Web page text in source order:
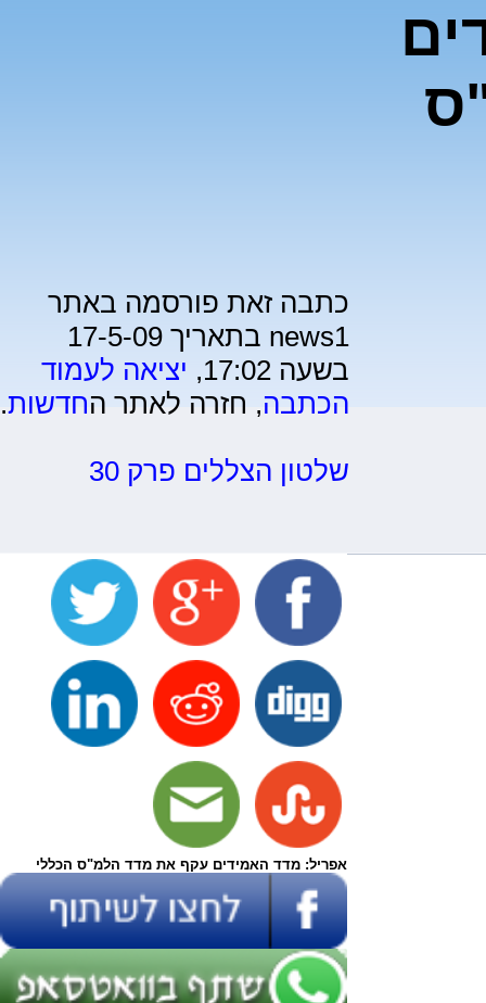
כתבה זאת פורסמה באתר
news1 בתאריך 17-5-09
בשעה 17:02,
יציאה לעמוד
הכתבה, חזרה לאתר החדשות.
שלטון הצללים פרק 30
אפריל: מדד האמידים עקף את מדד הלמ"ס הכללי